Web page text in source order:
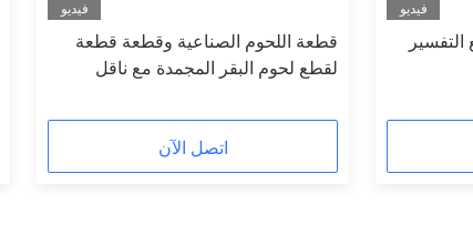
فيديو فيديو
قطعة اللحوم الصناعية وقطعة قطعة
لقطع لحوم البقر المجمدة مع ناقل
اتصل الآن